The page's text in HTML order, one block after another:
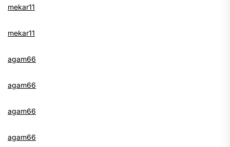
mekar11
mekar11
agam66
agam66
agam66
agam66